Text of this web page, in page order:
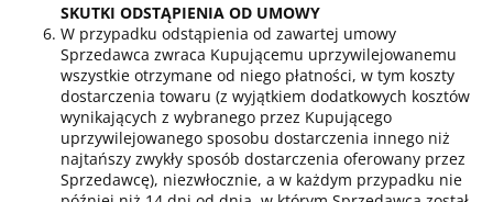
SKUTKI ODSTĄPIENIA OD UMOWY
W przypadku odstąpienia od zawartej umowy
Sprzedawca zwraca Kupującemu uprzywilejowanemu
wszystkie otrzymane od niego płatności, w tym koszty
dostarczenia towaru (z wyjątkiem dodatkowych kosztów
wynikających z wybranego przez Kupującego
uprzywilejowanego sposobu dostarczenia innego niż
najtańszy zwykły sposób dostarczenia oferowany przez
Sprzedawcę), niezwłocznie, a w każdym przypadku nie